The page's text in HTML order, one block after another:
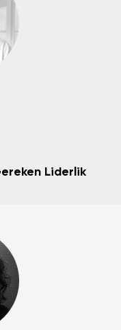
Liderlik